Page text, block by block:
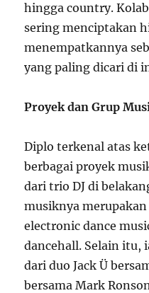
hingga country.
sering menciptakan
menempatkannya
yang paling dicari di
Proyek dan Grup
Diplo terkenal atas
berbagai proyek
dari trio DJ di
musiknya
electronic dance
dancehall. Selain itu,
dari duo Jack Ü
bersama Mark